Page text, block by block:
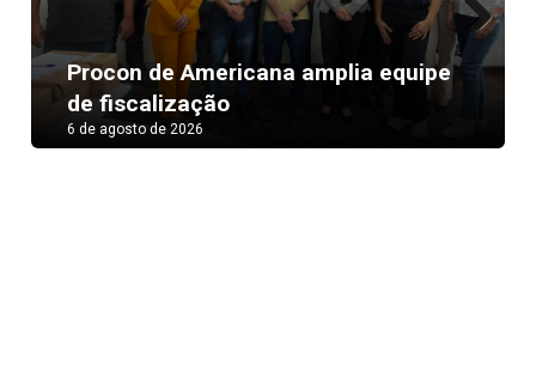
Procon de Americana amplia equipe
de fiscalização
6 de agosto de 2026
Next